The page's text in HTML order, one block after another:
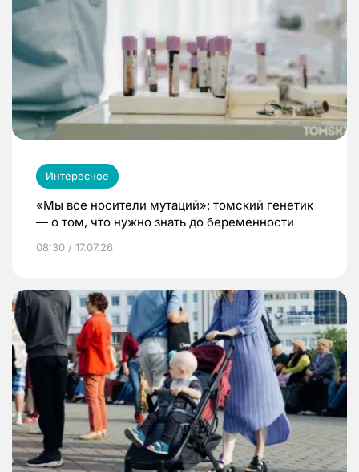
Интересное
«Мы все носители мутаций»: томский генетик
— о том, что нужно знать до беременности
08:30 / 17.07.26